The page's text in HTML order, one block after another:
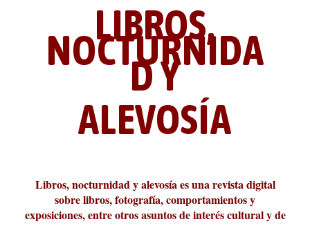
Revista Cultural Turia, númer...
10.000 pasos al día? Lo que d...
paisajística del mar de Sicil...
París
metafísicos de la novela ne...
LIBROS,
NOCTURNIDA
D Y
ALEVOSÍA
Libros, nocturnidad y alevosía es una revista digital
sobre libros, fotografía, comportamientos y
exposiciones, entre otros asuntos de interés cultural y de